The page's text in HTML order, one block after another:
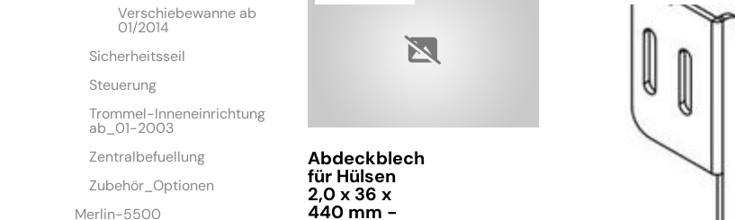
Verschiebewanne ab
01/2014
Sicherheitsseil
Steuerung
Trommel-Inneneinrichtung
ab_01-2003
Zentralbefuellung
Zubehör_Optionen
Merlin-5500
Abdeckblech
für Hülsen
2,0 x 36 x
440 mm -